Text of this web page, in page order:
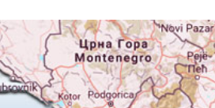
N
e
g
a
r
a